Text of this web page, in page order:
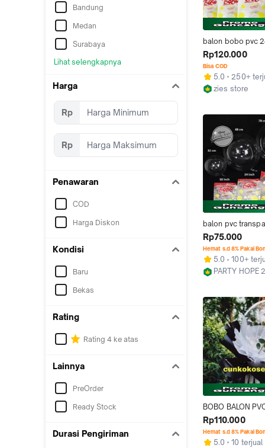
Bandung
Medan
Surabaya
Lihat selengkapnya
Harga
Rp
Rp
Penawaran
COD
Harga Diskon
Kondisi
Baru
Bekas
Rating
Rating 4 ke atas
Lainnya
PreOrder
Ready Stock
Durasi Pengiriman
balon bobo pvc
balon transparan
bening perpack
Rp120.000
Bisa COD
5.0
250+
zies store
balon pvc
pack / balon
bening clear
Rp75.000
Hemat s.d 8% Pakai
5.0
100+
PARTY HOPE 2
BOBO BALON
PVC
INCH / 1 PACK ISI
Rp110.000
Hemat s.d 8% Pakai
5.0
10 terjual